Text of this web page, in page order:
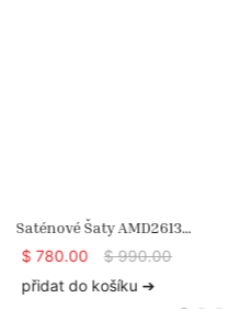
Saténové Šaty AMD2613
Champagne Moonlight Pearl
$ 780.00 $990.00
přidat do košíku ➔